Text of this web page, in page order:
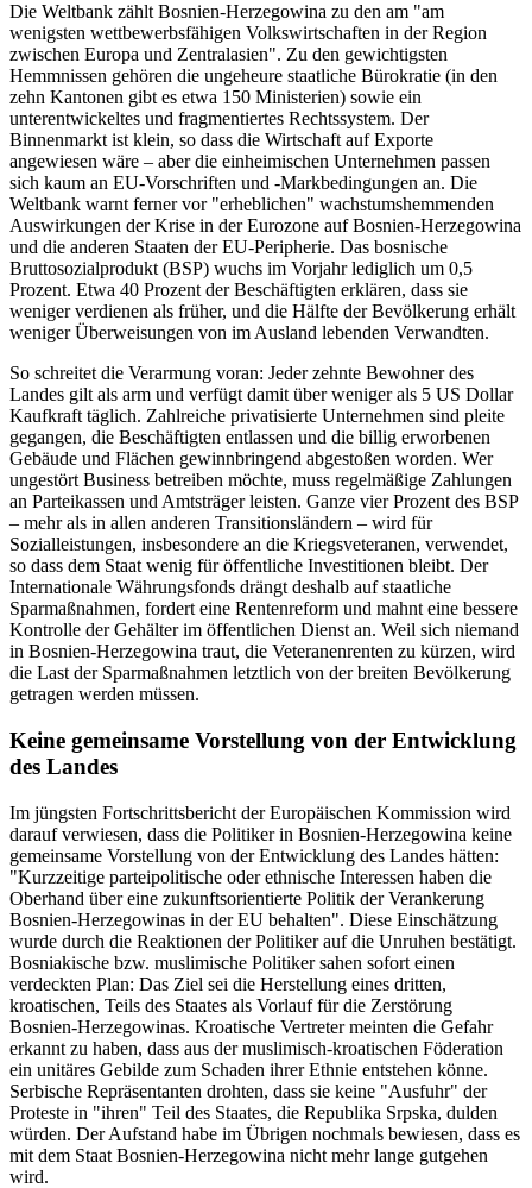
Die Weltbank zählt Bosnien-Herzegowina zu den am "am
wenigsten wettbewerbsfähigen Volkswirtschaften in der Region
zwischen Europa und Zentralasien". Zu den gewichtigsten
Hemmnissen gehören die ungeheure staatliche Bürokratie (in den
zehn Kantonen gibt es etwa 150 Ministerien) sowie ein
unterentwickeltes und fragmentiertes Rechtssystem. Der
Binnenmarkt ist klein, so dass die Wirtschaft auf Exporte
angewiesen wäre – aber die einheimischen Unternehmen passen
sich kaum an EU-Vorschriften und -Markbedingungen an. Die
Weltbank warnt ferner vor "erheblichen" wachstumshemmenden
Auswirkungen der Krise in der Eurozone auf Bosnien-Herzegowina
und die anderen Staaten der EU-Peripherie. Das bosnische
Bruttosozialprodukt (BSP) wuchs im Vorjahr lediglich um 0,5
Prozent. Etwa 40 Prozent der Beschäftigten erklären, dass sie
weniger verdienen als früher, und die Hälfte der Bevölkerung erhält
weniger Überweisungen von im Ausland lebenden Verwandten.
So schreitet die Verarmung voran: Jeder zehnte Bewohner des
Landes gilt als arm und verfügt damit über weniger als 5 US Dollar
Kaufkraft täglich. Zahlreiche privatisierte Unternehmen sind pleite
gegangen, die Beschäftigten entlassen und die billig erworbenen
Gebäude und Flächen gewinnbringend abgestoßen worden. Wer
ungestört Business betreiben möchte, muss regelmäßige Zahlungen
an Parteikassen und Amtsträger leisten. Ganze vier Prozent des BSP
– mehr als in allen anderen Transitionsländern – wird für
Sozialleistungen, insbesondere an die Kriegsveteranen, verwendet,
so dass dem Staat wenig für öffentliche Investitionen bleibt. Der
Internationale Währungsfonds drängt deshalb auf staatliche
Sparmaßnahmen, fordert eine Rentenreform und mahnt eine bessere
Kontrolle der Gehälter im öffentlichen Dienst an. Weil sich niemand
in Bosnien-Herzegowina traut, die Veteranenrenten zu kürzen, wird
die Last der Sparmaßnahmen letztlich von der breiten Bevölkerung
getragen werden müssen.
Keine gemeinsame Vorstellung von der Entwicklung
des Landes
Im jüngsten Fortschrittsbericht der Europäischen Kommission wird
darauf verwiesen, dass die Politiker in Bosnien-Herzegowina keine
gemeinsame Vorstellung von der Entwicklung des Landes hätten:
"Kurzzeitige parteipolitische oder ethnische Interessen haben die
Oberhand über eine zukunftsorientierte Politik der Verankerung
Bosnien-Herzegowinas in der EU behalten". Diese Einschätzung
wurde durch die Reaktionen der Politiker auf die Unruhen bestätigt.
Bosniakische bzw. muslimische Politiker sahen sofort einen
verdeckten Plan: Das Ziel sei die Herstellung eines dritten,
kroatischen, Teils des Staates als Vorlauf für die Zerstörung
Bosnien-Herzegowinas. Kroatische Vertreter meinten die Gefahr
erkannt zu haben, dass aus der muslimisch-kroatischen Föderation
ein unitäres Gebilde zum Schaden ihrer Ethnie entstehen könne.
Serbische Repräsentanten drohten, dass sie keine "Ausfuhr" der
Proteste in "ihren" Teil des Staates, die Republika Srpska, dulden
würden. Der Aufstand habe im Übrigen nochmals bewiesen, dass es
mit dem Staat Bosnien-Herzegowina nicht mehr lange gutgehen
wird.